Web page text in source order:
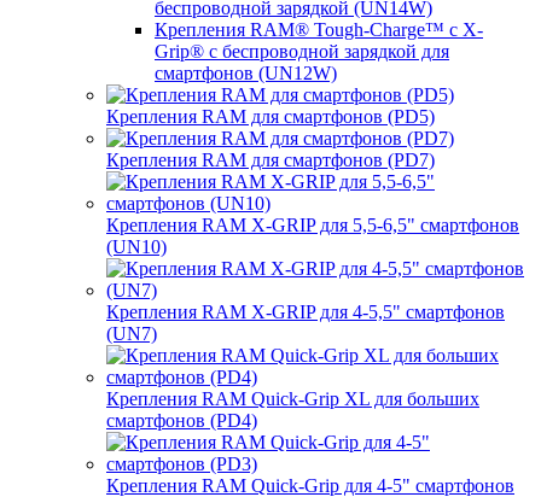
беспроводной зарядкой (UN14W)
Крепления RAM® Tough-Charge™ с X-
Grip® с беспроводной зарядкой для
смартфонов (UN12W)
Крепления RAM для смартфонов (PD5)
Крепления RAM для смартфонов (PD7)
Крепления RAM X-GRIP для 5,5-6,5" смартфонов
(UN10)
Крепления RAM X-GRIP для 4-5,5" смартфонов
(UN7)
Крепления RAM Quick-Grip XL для больших
смартфонов (PD4)
Крепления RAM Quick-Grip для 4-5" смартфонов